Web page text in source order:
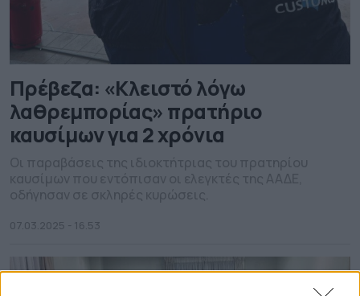
Πρέβεζα: «Κλειστό λόγω
λαθρεμπορίας» πρατήριο
καυσίμων για 2 χρόνια
07.03.2025 - 16.53